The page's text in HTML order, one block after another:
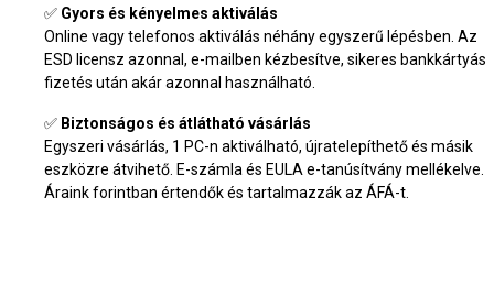
✅ Gyors és kényelmes aktiválás
Online vagy telefonos aktiválás néhány egyszerű lépésben. Az
ESD licensz azonnal, e-mailben kézbesítve, sikeres bankkártyás
fizetés után akár azonnal használható.
✅ Biztonságos és átlátható vásárlás
Egyszeri vásárlás, 1 PC-n aktiválható, újratelepíthető és másik
eszközre átvihető. E-számla és EULA e-tanúsítvány mellékelve.
Áraink forintban értendők és tartalmazzák az ÁFÁ-t.